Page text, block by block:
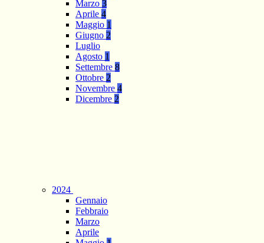
Marzo 3
Aprile 4
Maggio 1
Giugno 2
Luglio
Agosto 1
Settembre 8
Ottobre 2
Novembre 4
Dicembre 2
2024
Gennaio
Febbraio
Marzo
Aprile